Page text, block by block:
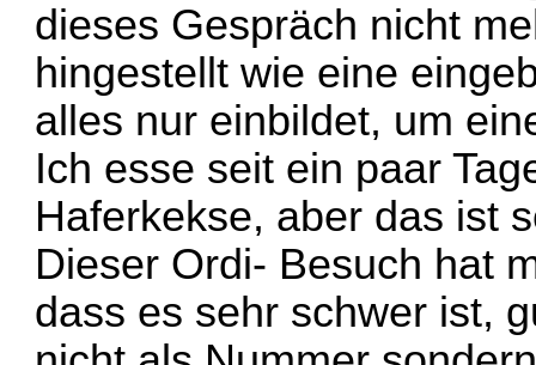
dieses Gespräch nicht
hingestellt wie eine
alles nur einbildet, um
Ich esse seit ein paar
Haferkekse, aber das ist
Dieser Ordi- Besuch hat
dass es sehr schwer ist,